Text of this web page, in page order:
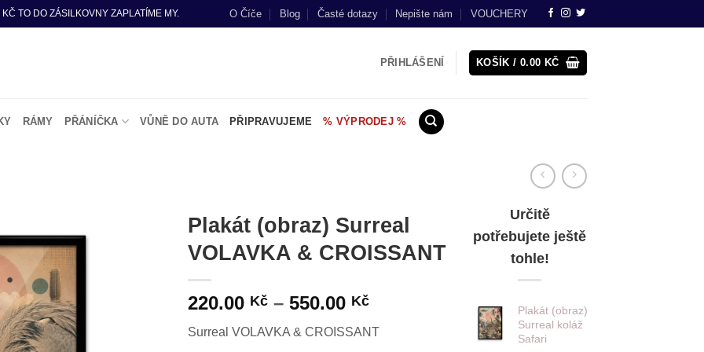
TO DO ZÁSILKOVNY ZAPLATÍME MY. O Číče Blog Časté dotazy Nepište nám VOUCHERY
PŘIHLÁŠENÍ KOŠÍK / 0.00 KČ
RÁMY PŘÁNÍČKA VŮNĚ DO AUTA PŘIPRAVUJEME % VÝPRODEJ %
Plakát (obraz) Surreal
VOLAVKA & CROISSANT
220.00 Kč – 550.00 KčRozpětí
220.00 Kč
Surreal VOLAVKA & CROISSANT
Určitě
potřebujete ještě
tohle!
Plakát (obraz)
Surreal koláž
Safari